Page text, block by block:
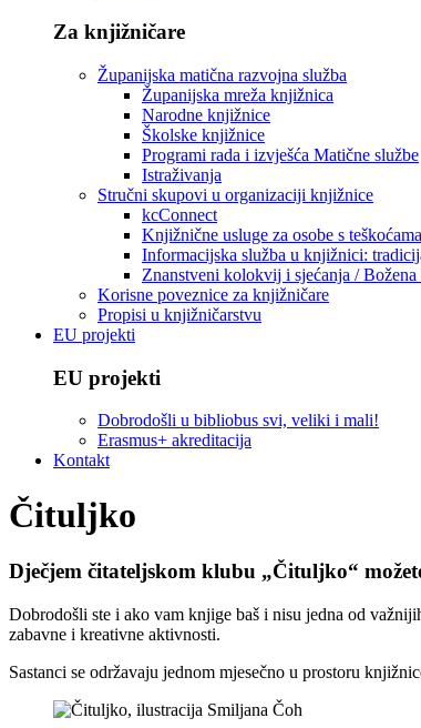
Za knjižničare
Županijska matična razvojna služba
Županijska mreža knjižnica
Narodne knjižnice
Školske knjižnice
Programi rada i izvješća Matične službe
Istraživanja
Stručni skupovi u organizaciji knjižnice
kcConnect
Knjižnične usluge za osobe s
Informacijska služba u knjižnici:
Znanstveni kolokvij i sjećanja /
Korisne poveznice za knjižničare
Propisi u knjižničarstvu
EU projekti
EU projekti
Dobrodošli u bibliobus svi, veliki i mali!
Erasmus+ akreditacija
Kontakt
Čituljko
Dječjem čitateljskom klubu „Čituljko“
Dobrodošli ste i ako vam knjige baš i nisu jedna od
zabavne i kreativne aktivnosti.
Sastanci se održavaju jednom mjesečno u prostoru